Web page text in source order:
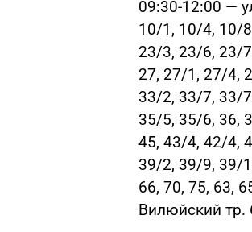
09:30-12:00 —
10/1, 10/4, 10/
23/3, 23/6, 23/
27, 27/1, 27/4,
33/2, 33/7, 33/
35/5, 35/6, 36,
45, 43/4, 42/4,
39/2, 39/9, 39/
66, 70, 75, 63,
Вилюйский